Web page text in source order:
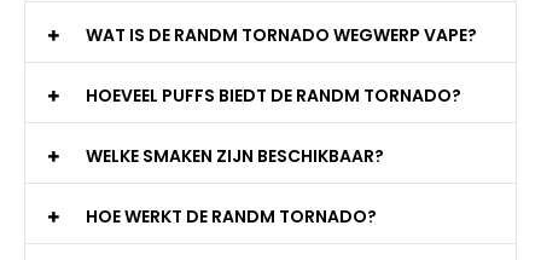
WAT IS DE RANDM TORNADO WEGWERP VAPE?
HOEVEEL PUFFS BIEDT DE RANDM TORNADO?
WELKE SMAKEN ZIJN BESCHIKBAAR?
HOE WERKT DE RANDM TORNADO?